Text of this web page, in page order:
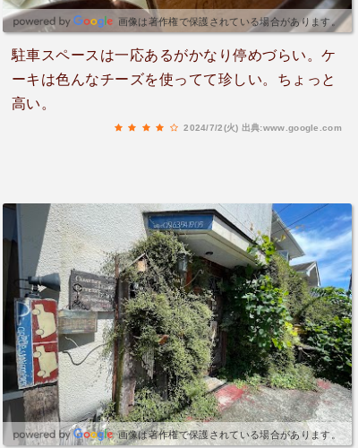
画像は著作権で保護されている場合があります。
駐車スペースは一応あるがかなり停めづらい。ケ
ーキは色んなチーズを使ってて珍しい。ちょっと
高い。
2024/7/2(火) 出典:www.google.com
画像は著作権で保護されている場合があります。